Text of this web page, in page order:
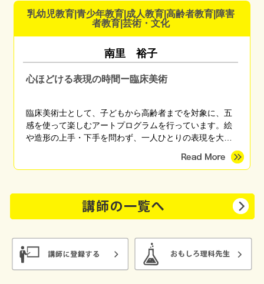
ています。 「これなら楽しく備えられそう」 「備えてる
方だと思ったけど盲点に気づくことができた」 「やっと
乳幼児教育|青少年教育|成人教育|高齢者教育|障害
者教育|芸術・文化
南里 裕子
心ほどける表現の時間ー臨床美術
臨床美術士として、子どもから高齢者までを対象に、五
感を使って楽しむアートプログラムを行っています。絵
や造形の上手・下手を問わず、一人ひとりの表現を大切
チーフやさまざまな画材を用い、親子講座、高齢者施